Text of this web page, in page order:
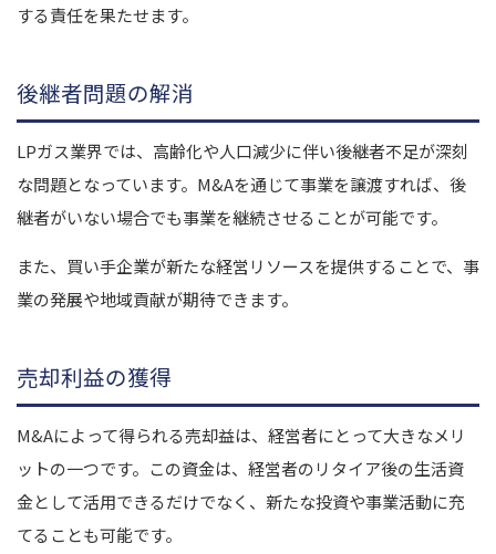
する責任を果たせます。
後継者問題の解消
LPガス業界では、高齢化や人口減少に伴い後継者不足が深刻
な問題となっています。M&Aを通じて事業を譲渡すれば、後
継者がいない場合でも事業を継続させることが可能です。
また、買い手企業が新たな経営リソースを提供することで、事
業の発展や地域貢献が期待できます。
売却利益の獲得
M&Aによって得られる売却益は、経営者にとって大きなメリ
ットの一つです。この資金は、経営者のリタイア後の生活資
金として活用できるだけでなく、新たな投資や事業活動に充
てることも可能です。